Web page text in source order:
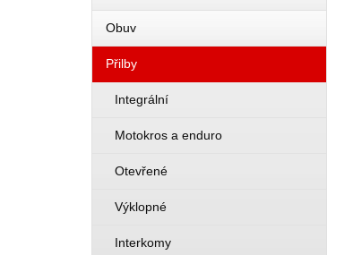
Obuv
Přilby
Integrální
Motokros a enduro
Otevřené
Výklopné
Interkomy